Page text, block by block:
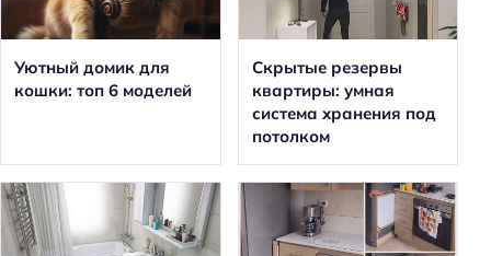
Уютный домик для
кошки: топ 6 моделей
Скрытые резервы
квартиры: умная
система хранения под
потолком